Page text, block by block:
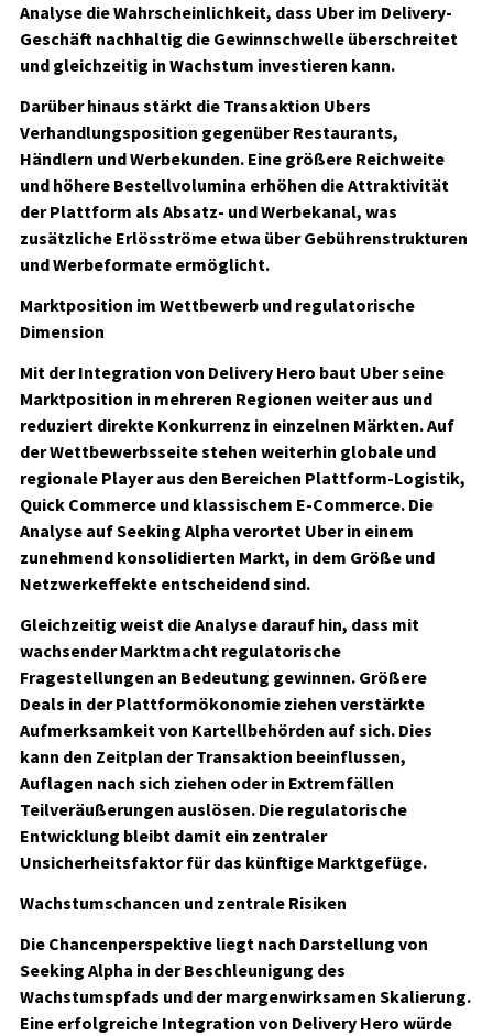
Analyse die Wahrscheinlichkeit, dass Uber im Delivery-
Geschäft nachhaltig die Gewinnschwelle überschreitet
und gleichzeitig in Wachstum investieren kann.
Darüber hinaus stärkt die Transaktion Ubers
Verhandlungsposition gegenüber Restaurants,
Händlern und Werbekunden. Eine größere Reichweite
und höhere Bestellvolumina erhöhen die Attraktivität
der Plattform als Absatz- und Werbekanal, was
zusätzliche Erlösströme etwa über Gebührenstrukturen
und Werbeformate ermöglicht.
Marktposition im Wettbewerb und regulatorische
Dimension
Mit der Integration von Delivery Hero baut Uber seine
Marktposition in mehreren Regionen weiter aus und
reduziert direkte Konkurrenz in einzelnen Märkten. Auf
der Wettbewerbsseite stehen weiterhin globale und
regionale Player aus den Bereichen Plattform-Logistik,
Quick Commerce und klassischem E-Commerce. Die
Analyse auf Seeking Alpha verortet Uber in einem
zunehmend konsolidierten Markt, in dem Größe und
Netzwerkeffekte entscheidend sind.
Gleichzeitig weist die Analyse darauf hin, dass mit
wachsender Marktmacht regulatorische
Fragestellungen an Bedeutung gewinnen. Größere
Deals in der Plattformökonomie ziehen verstärkte
Aufmerksamkeit von Kartellbehörden auf sich. Dies
kann den Zeitplan der Transaktion beeinflussen,
Auflagen nach sich ziehen oder in Extremfällen
Teilveräußerungen auslösen. Die regulatorische
Entwicklung bleibt damit ein zentraler
Unsicherheitsfaktor für das künftige Marktgefüge.
Wachstumschancen und zentrale Risiken
Die Chancenperspektive liegt nach Darstellung von
Seeking Alpha in der Beschleunigung des
Wachstumspfads und der margenwirksamen Skalierung.
Eine erfolgreiche Integration von Delivery Hero würde